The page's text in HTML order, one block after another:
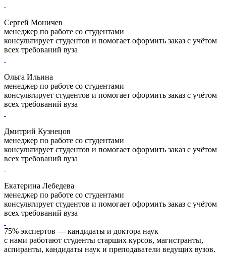
Сергей Моничев
менеджер по работе со студентами
консультирует студентов и помогает оформить заказ с учётом
всех требований вуза
Ольга Ильина
менеджер по работе со студентами
консультирует студентов и помогает оформить заказ с учётом
всех требований вуза
Дмитрий Кузнецов
менеджер по работе со студентами
консультирует студентов и помогает оформить заказ с учётом
всех требований вуза
Екатерина Лебедева
менеджер по работе со студентами
консультирует студентов и помогает оформить заказ с учётом
всех требований вуза
75% экспертов — кандидаты и доктора наук
с нами работают студенты старших курсов, магистранты,
аспиранты, кандидаты наук и преподаватели ведущих вузов.